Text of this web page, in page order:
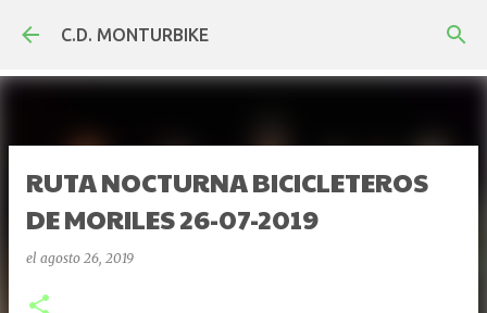
Ir al contenido principal
C.D. MONTURBIKE
RUTA NOCTURNA BICICLETEROS
DE MORILES 26-07-2019
el agosto 26, 2019